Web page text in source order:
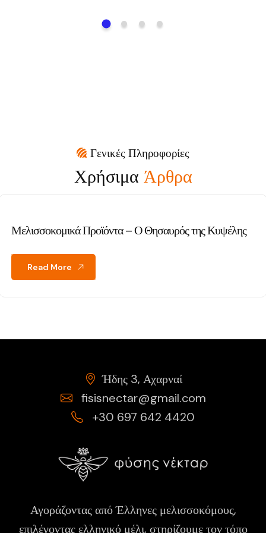
Γενικές Πληροφορίες
Χρήσιμα Άρθρα
Μελισσοκομικά Προϊόντα – Ο Θησαυρός της Κυψέλης
Read More
Ήδης 3, Αχαρναί
fisisnectar@gmail.com
+30 697 642 4420
Αγοράζοντας από Έλληνες μελισσοκόμους,
επιλέγοντας ελληνικό μέλι, στηρίζουμε τον τόπο